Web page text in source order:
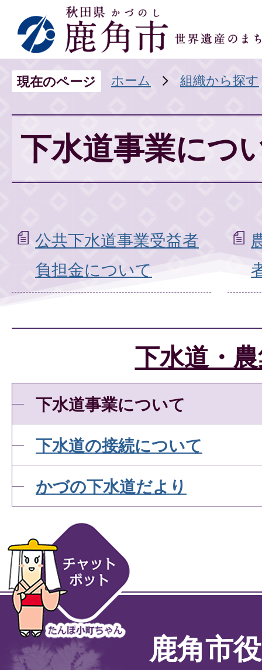
現在のページ ホーム 組織から探す
下水道事業につ
公共下水道事業受益者
負担金について
下水道・
下水道事業について
下水道の接続について
かづの下水道だより
鹿角市